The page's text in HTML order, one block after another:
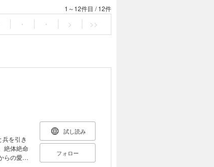
1～12件目 /12件
・ ・ > >>
を引き
絶体絶命
らの愛の
試し読み
フォロー